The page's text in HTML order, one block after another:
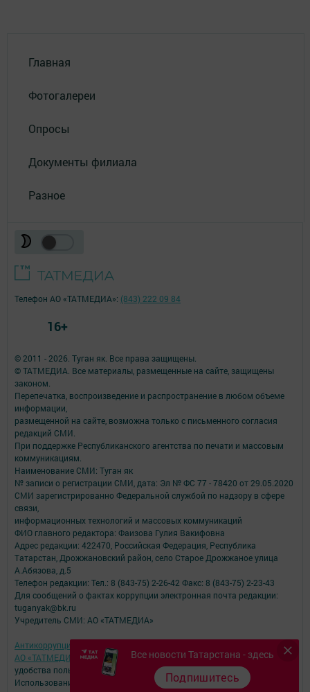
Главная
Фотогалереи
Опросы
Документы филиала
Разное
Все новости Татарстана - здесь
Подпишитесь
© 2011 - 2026. Туган як. Все права защищены.
© ТАТМЕДИА. Все материалы, размещенные на сайте, защищены
законом.
Перепечатка, воспроизведение и распространение в любом объеме
информации,
размещенной на сайте, возможна только с письменного согласия
редакций СМИ.
При поддержке Республиканского агентства по печати и массовым
коммуникациям.
Наименование СМИ: Туган як
№ записи о регистрации СМИ, дата: Эл № ФС 77 - 78420 от 29.05.2020
СМИ зарегистрированно Федеральной службой по надзору в сфере
связи,
информационных технологий и массовых коммуникаций
ФИО главного редактора: Фаизова Гулия Вакифовна
Адрес редакции: 422470, Российская Федерация, Республика
Татарстан, Дрожжановский район, село Старое Дрожжаное улица
А.Абязова, д.5
Телефон редакции: Тел.: 8 (843-75) 2-26-42 Факс: 8 (843-75) 2-23-43
Для сообщений о фактах коррупции электронная почта редакции:
tuganyak@bk.ru
Учредитель СМИ: АО «ТАТМЕДИА»
Антикоррупционная политика
АО «ТАТМЕДИА» использует «cookie»для персонализации сервисов и
удобства пользователей сайтом.
Использование «cookie» можно отменить в настройках браузера.
Телефон АО «ТАТМЕДИА»: (843) 222 09 84
16+